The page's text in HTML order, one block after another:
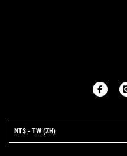
NT$ - TW (ZH)